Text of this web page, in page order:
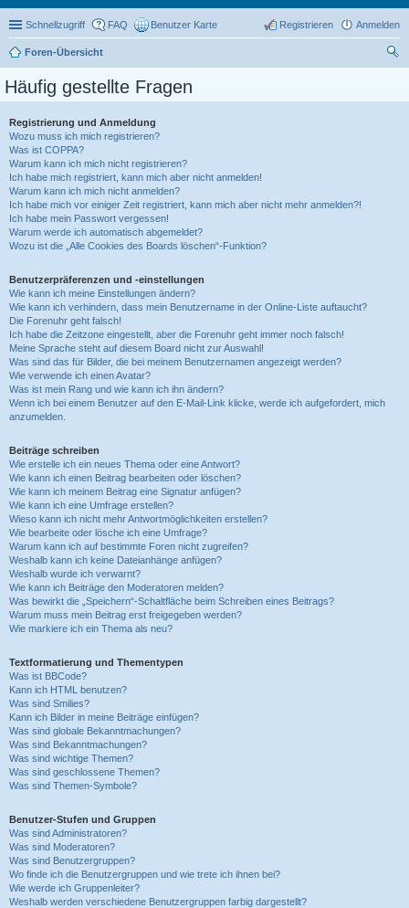
Schnellzugriff FAQ Benutzer Karte Anmelden
Registrieren
Foren-Übersicht
Häufig gestellte Fragen
Registrierung und Anmeldung
Wozu muss ich mich registrieren?
Was ist COPPA?
Warum kann ich mich nicht registrieren?
Ich habe mich registriert, kann mich aber nicht anmelden!
Warum kann ich mich nicht anmelden?
Ich habe mich vor einiger Zeit registriert, kann mich aber nicht mehr anmelden?!
Ich habe mein Passwort vergessen!
Warum werde ich automatisch abgemeldet?
Wozu ist die „Alle Cookies des Boards löschen“-Funktion?
Benutzerpräferenzen und -einstellungen
Wie kann ich meine Einstellungen ändern?
Wie kann ich verhindern, dass mein Benutzername in der Online-Liste auftaucht?
Die Forenuhr geht falsch!
Ich habe die Zeitzone eingestellt, aber die Forenuhr geht immer noch falsch!
Meine Sprache steht auf diesem Board nicht zur Auswahl!
Was sind das für Bilder, die bei meinem Benutzernamen angezeigt werden?
Wie verwende ich einen Avatar?
Was ist mein Rang und wie kann ich ihn ändern?
Wenn ich bei einem Benutzer auf den E-Mail-Link klicke, werde ich aufgefordert, mich
anzumelden.
Beiträge schreiben
Wie erstelle ich ein neues Thema oder eine Antwort?
Wie kann ich einen Beitrag bearbeiten oder löschen?
Wie kann ich meinem Beitrag eine Signatur anfügen?
Wie kann ich eine Umfrage erstellen?
Wieso kann ich nicht mehr Antwortmöglichkeiten erstellen?
Wie bearbeite oder lösche ich eine Umfrage?
Warum kann ich auf bestimmte Foren nicht zugreifen?
Weshalb kann ich keine Dateianhänge anfügen?
Weshalb wurde ich verwarnt?
Wie kann ich Beiträge den Moderatoren melden?
Was bewirkt die „Speichern“-Schaltfläche beim Schreiben eines Beitrags?
Warum muss mein Beitrag erst freigegeben werden?
Wie markiere ich ein Thema als neu?
Textformatierung und Thementypen
Was ist BBCode?
Kann ich HTML benutzen?
Was sind Smilies?
Kann ich Bilder in meine Beiträge einfügen?
Was sind globale Bekanntmachungen?
Was sind Bekanntmachungen?
Was sind wichtige Themen?
Was sind geschlossene Themen?
Was sind Themen-Symbole?
Benutzer-Stufen und Gruppen
Was sind Administratoren?
Was sind Moderatoren?
Was sind Benutzergruppen?
Wo finde ich die Benutzergruppen und wie trete ich ihnen bei?
Wie werde ich Gruppenleiter?
Weshalb werden verschiedene Benutzergruppen farbig dargestellt?